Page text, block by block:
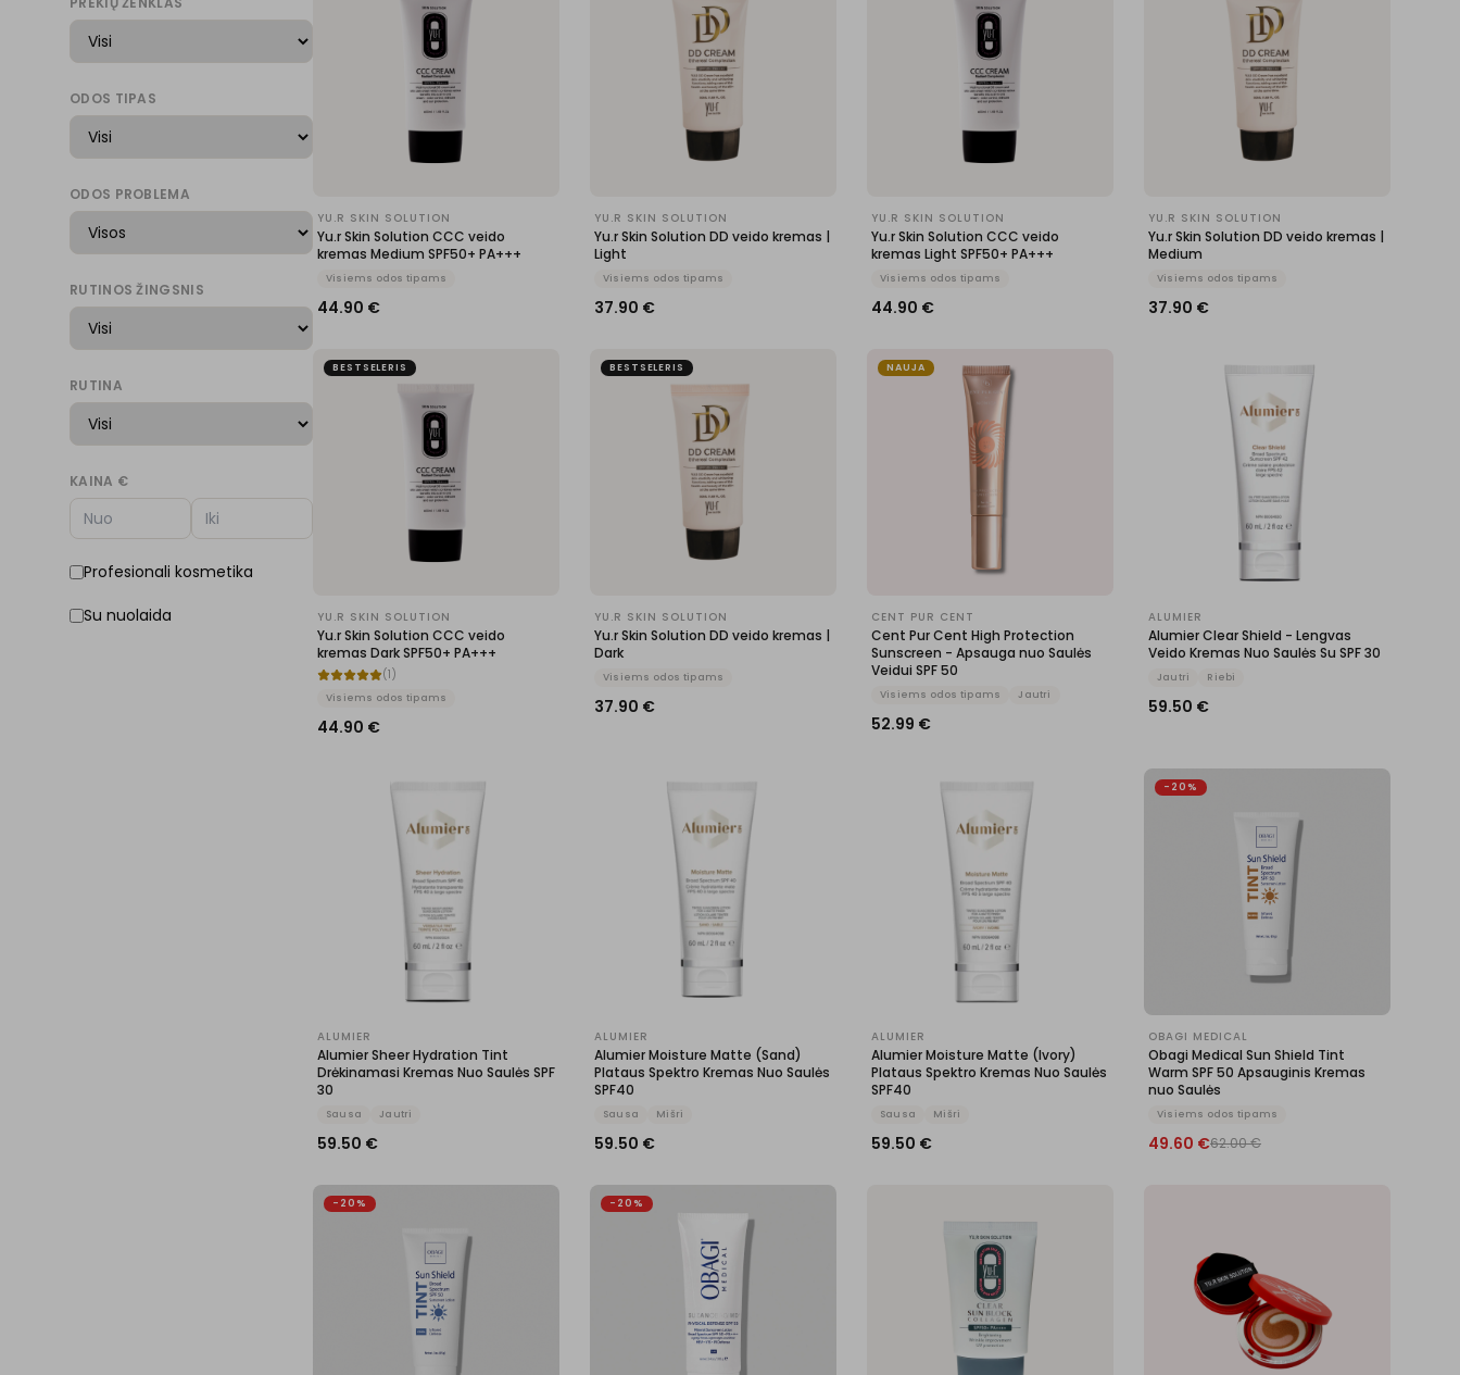
ODOS TIPAS
ODOS PROBLEMA
RUTINOS ŽINGSNIS
RUTINA
KAINA €
Profesionali kosmetika
Su nuolaida
YU.R SKIN SOLUTION
Yu.r Skin Solution CCC veido
kremas Medium SPF50+ PA+++
Visiems odos tipams
44.90 €
YU.R SKIN SOLUTION
Yu.r Skin Solution DD veido kremas |
Light
Visiems odos tipams
37.90 €
YU.R SKIN SOLUTION
Yu.r Skin Solution CCC veido
kremas Light SPF50+ PA+++
Visiems odos tipams
44.90 €
YU.R SKIN SOLUTION
Yu.r Skin Solution DD veido kremas |
Medium
Visiems odos tipams
37.90 €
BESTSELERIS
YU.R SKIN SOLUTION
Yu.r Skin Solution CCC veido
kremas Dark SPF50+ PA+++
(1 )
Visiems odos tipams
44.90 €
BESTSELERIS
YU.R SKIN SOLUTION
Yu.r Skin Solution DD veido kremas |
Dark
Visiems odos tipams
37.90 €
NAUJA
CENT PUR CENT
Cent Pur Cent High Protection
Sunscreen - Apsauga nuo Saulės
Veidui SPF 50
Visiems odos tipams Jautri
52.99 €
ALUMIER
Alumier Clear Shield - Lengvas
Veido Kremas Nuo Saulės Su SPF 30
Jautri Riebi
59.50 €
ALUMIER
Alumier Sheer Hydration Tint
Drėkinamasi Kremas Nuo Saulės SPF
30
Sausa Jautri
59.50 €
ALUMIER
Alumier Moisture Matte (Sand)
Plataus Spektro Kremas Nuo Saulės
SPF40
Sausa Mišri
59.50 €
ALUMIER
Alumier Moisture Matte (Ivory)
Plataus Spektro Kremas Nuo Saulės
SPF40
Sausa Mišri
59.50 €
-20%
OBAGI MEDICAL
Obagi Medical Sun Shield Tint
Warm SPF 50 Apsauginis Kremas
nuo Saulės
Visiems odos tipams
49.60 €62.00€
-20% -20%